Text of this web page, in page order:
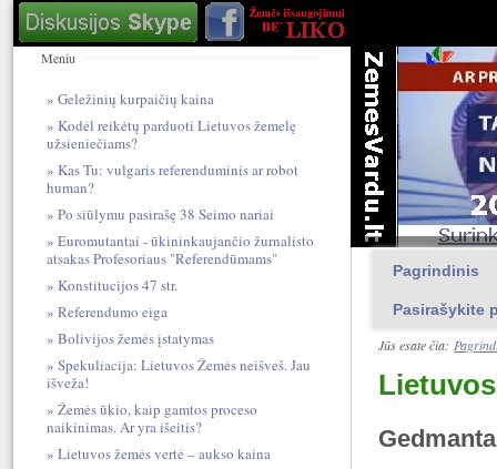
Pagrindinis
Pasirašykite
Jūs esate čia:
Meniu
Geležinių kurpaičių kaina
Kodėl reikėtų parduoti Lietuvos žemelę
užsieniečiams?
Kas Tu: vulgari​s referendum​inis ar robot
human?
Po siūlymu pasirašę 38 Seimo nariai
Euromutantai - ūkininkaujančio žurnalisto
atsakas Profesoriaus "Referendūmams"
Konstitucijos 47 str.
Referendumo eiga
Bolivijos žemės įstatymas
Spekuliacija: Lietuvos Žemės neišveš. Jau
išveža!
Žemės ūkio, kaip gamtos proceso
naikinimas. Ar yra išeitis?
Lietuvos žemės vertė – aukso kaina